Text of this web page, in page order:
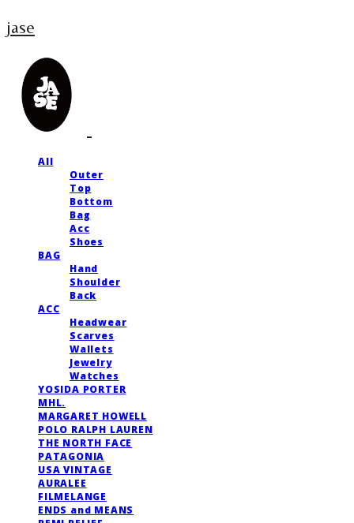
jase
All
Outer
Top
Bottom
Bag
Acc
Shoes
BAG
Hand
Shoulder
Back
ACC
Headwear
Scarves
Wallets
Jewelry
Watches
YOSIDA PORTER
MHL.
MARGARET HOWELL
POLO RALPH LAUREN
THE NORTH FACE
PATAGONIA
USA VINTAGE
AURALEE
FILMELANGE
ENDS and MEANS